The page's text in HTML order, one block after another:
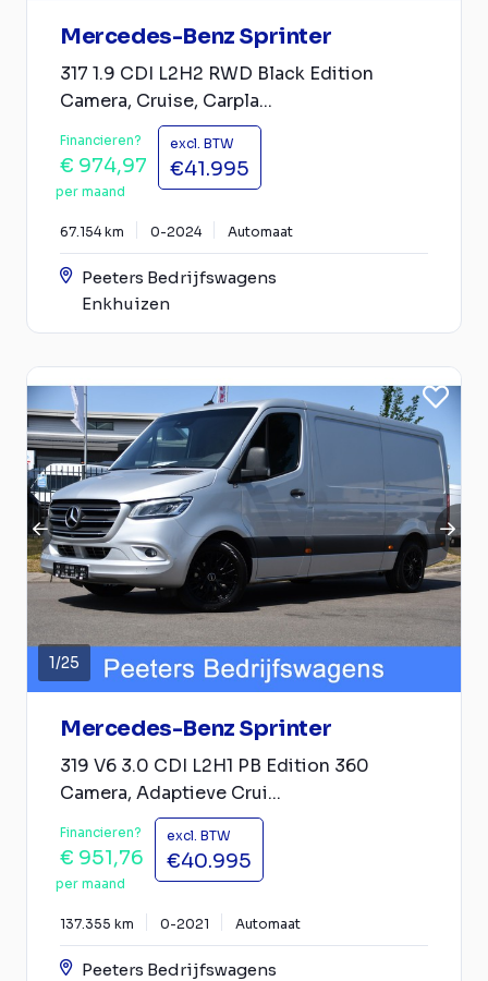
Mercedes-Benz Sprinter
317 1.9 CDI L2H2 RWD Black Edition
Camera, Cruise, Carpla...
Financieren?
€ 974,97
per maand
excl. BTW
€41.995
67.154 km 0-2024 Automaat
Peeters Bedrijfswagens
Enkhuizen
1/25
Mercedes-Benz Sprinter
319 V6 3.0 CDI L2H1 PB Edition 360
Camera, Adaptieve Crui...
Financieren?
€ 951,76
per maand
excl. BTW
€40.995
137.355 km 0-2021 Automaat
Peeters Bedrijfswagens